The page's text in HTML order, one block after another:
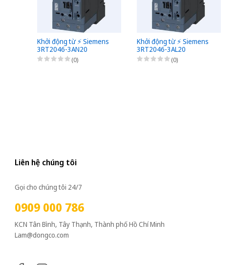
Khởi động từ ⚡️ Siemens
3RT2046-3AN20
(0)
Khởi động từ ⚡️ Siemens
3RT2046-3AL20
(0)
Liên hệ chúng tôi
Gọi cho chúng tôi 24/7
0909 000 786
KCN Tân Bình, Tây Thạnh, Thành phố Hồ Chí Minh
Lam@dongco.com